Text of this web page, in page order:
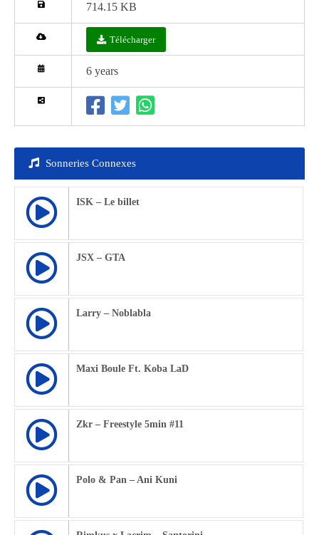
714.15 KB
Télécharger
6 years
Sonneries Connexes
ISK – Le billet
JSX – GTA
Larry – Noblabla
Maxi Boule Ft. Koba LaD
Zkr – Freestyle 5min #11
Polo & Pan – Ani Kuni